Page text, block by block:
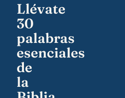
Llévate
30
palabras
esenciales
de
la